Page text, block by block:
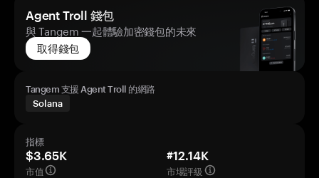
Agent Troll 錢包
與 Tangem 一起體驗加密錢包的未來
取得錢包
Tangem 支援 Agent Troll 的網路
Solana
指標
$3.65K
市值
#12.14K
市場評級